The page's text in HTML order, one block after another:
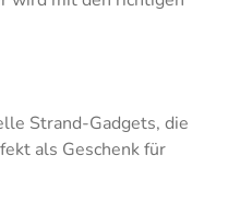
Strand-Gadgets, die
als Geschenk für